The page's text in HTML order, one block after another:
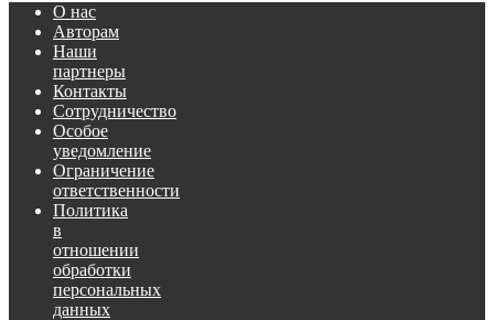
О нас
Авторам
Наши
партнеры
Контакты
Сотрудничество
Особое
уведомление
Ограничение
ответственности
Политика
в
отношении
обработки
персональных
данных